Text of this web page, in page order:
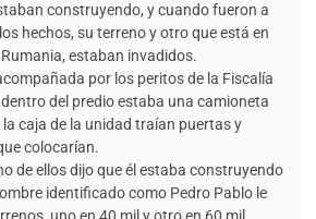
construyendo, y cuando fueron a
hechos, su terreno y otro que está en
estaban invadidos.
por los peritos de la Fiscalía
del predio estaba una camioneta
caja de la unidad traían puertas y
colocarían.
de ellos dijo que él estaba construyendo
identificado como Pedro Pablo le